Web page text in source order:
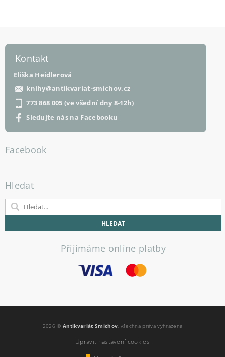
Kontakt
Eliška Heidlerová
knihy@antikvariat-smichov.cz
773 868 005 (ve všední dny 8-12h)
Sledujte nás na Facebooku
Facebook
Hledat
Přijímáme online platby
2026 ©Antikvariát Smíchov , všechna práva vyhrazena
Upravit nastavení cookies